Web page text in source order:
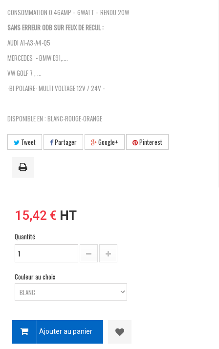
CONSOMMATION 0.46AMP = 6WATT = RENDU 20W
SANS ERREUR ODB SUR FEUX DE RECUL :
AUDI A1-A3-A4-Q5
MERCEDES - BMW E91,....
VW GOLF 7 , ...
-BI POLAIRE- MULTI VOLTAGE 12V / 24V -
DISPONIBLE EN : BLANC-ROUGE-ORANGE
Tweet Partager Google+ Pinterest
15,42 € HT
Quantité
Couleur au choix
Ajouter au panier